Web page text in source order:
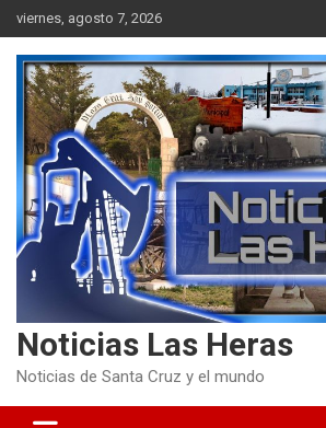
Skip
to
content
viernes, agosto 7, 2026
Noticias Las Heras
Noticias de Santa Cruz y el mundo